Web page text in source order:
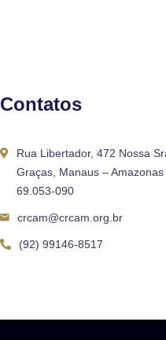
Contatos
Rua Libertador, 472 Nossa
Graças, Manaus – Amazonas
69.053-090
crcam@crcam.org.br
(92) 99146-8517